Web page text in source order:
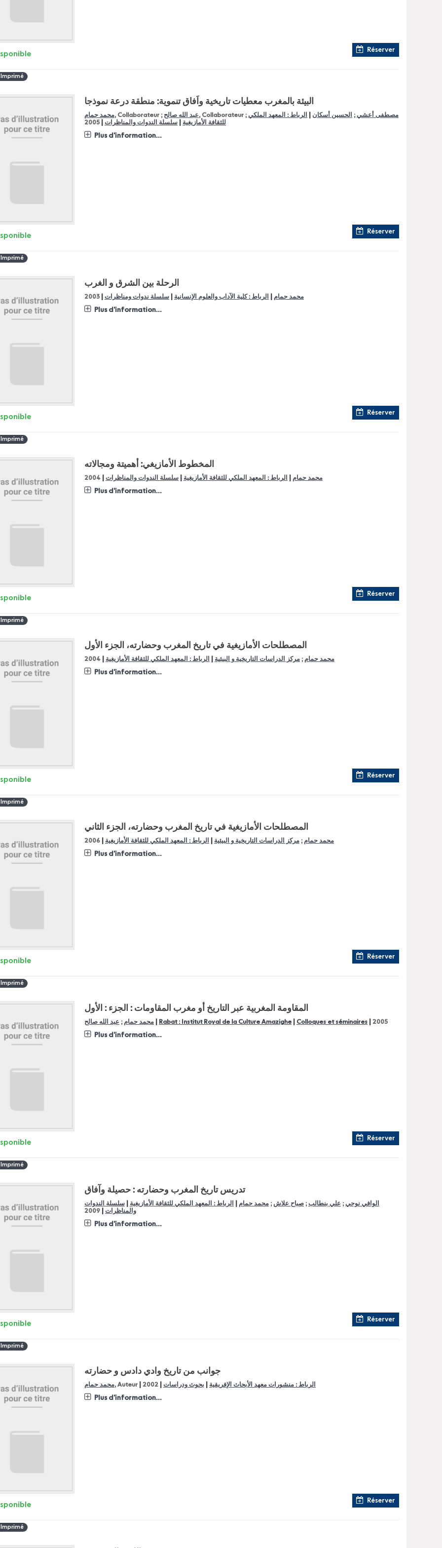
Réserver
Imprimé
البيئة بالمغرب معطيات تاريخية واَفاق تنموية: منطقة درعة نموذجا
محمد حمام, Collaborateur ; عبد الله صالح, Collaborateur ; مصطفى أعشي ; الحسين أسكان
الرباط : المعهد الملكي
للثقافة الأمازيغية
|سلسلة الندوات والمناظرات |
2005
Plus d'information...
Réserver
الرحلة بين الشرق و الغرب
محمد حمام الرباط : كلية الآداب والعلوم الإنسانية |سلسلة ندوات ومناظرات |
2003
Plus d'information...
Réserver
المخطوط الأمازيغي: أهميتة ومجالاته
محمد حمام الرباط : المعهد الملكي للثقافة الأمازيغية |سلسلة الندوات والمناظرات |
2004
Plus d'information...
Réserver
Imprimé
المصطلحات الأمازيغية في تاريخ المغرب وحضارته، الجزء الأول
محمد حمام ;مركز الدراسات التاريخية و البيئية الرباط : المعهد الملكي للثقافة الأمازيغية |
2004
Plus d'information...
Réserver
المصطلحات الأمازيغية في تاريخ المغرب وحضارته، الجزء الثاني
محمد حمام ;مركز الدراسات التاريخية و البيئية الرباط : المعهد الملكي للثقافة الأمازيغية |
2006
Plus d'information...
Réserver
المقاومة المغربية عبر التاريخ أو مغرب المقاومات : الجزء : الأول
محمد حمام ; عبد الله صالح Rabat : Institut Royal de la Culture Amazighe| Colloques et séminaires| 2005
Plus d'information...
Réserver
تدريس تاريخ المغرب وحضارته : حصيلة وآفاق
الوافي نوحي ; علي بنطالب ;صباح علاش ;محمد حمام الرباط : المعهد الملكي للثقافة الأمازيغية |سلسلة الندوات
والمناظرات |
2009
Plus d'information...
Réserver
جوانب من تاريخ وادي دادس و حضارته
محمد حمام, Auteur الرباط : منشورات معهد الأبحاث الإفريقية بحوث ودراسات |
2002
Plus d'information...
Réserver
Imprimé